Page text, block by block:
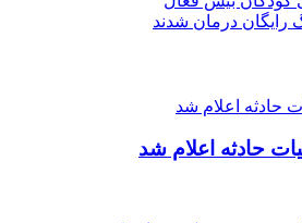
رایگان درمان شدند
حادثه اعلام شد